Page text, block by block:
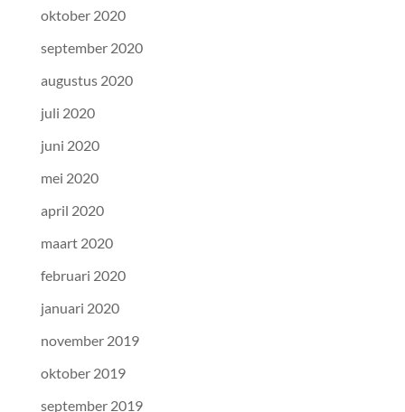
oktober 2020
september 2020
augustus 2020
juli 2020
juni 2020
mei 2020
april 2020
maart 2020
februari 2020
januari 2020
november 2019
oktober 2019
september 2019